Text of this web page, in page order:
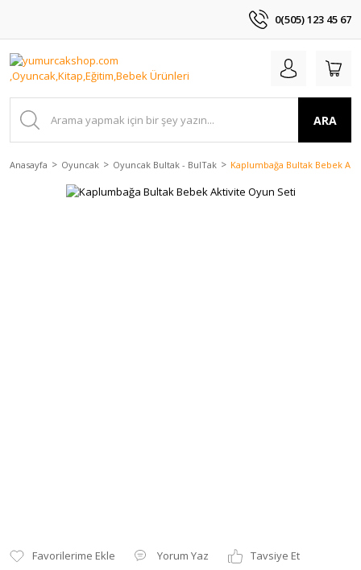
0(505) 123 45 67
ARA
Anasayfa Oyuncak Oyuncak Bultak - BulTak Kaplumbağa Bultak Bebek
Yorum Yaz
Tavsiye Et